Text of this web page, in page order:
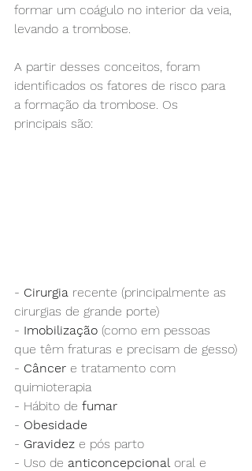
formar um coágulo no interior da veia,
levando a trombose.
A partir desses conceitos, foram
identificados os fatores de risco para
a formação da trombose. Os
principais são:
- Cirurgia recente (principalmente as
cirurgias de grande porte)
- Imobilização (como em pessoas
que têm fraturas e precisam de gesso)
- Câncer e tratamento com
quimioterapia
- Hábito de fumar
- Obesidade
- Gravidez e pós parto
- Uso de anticoncepcional oral e